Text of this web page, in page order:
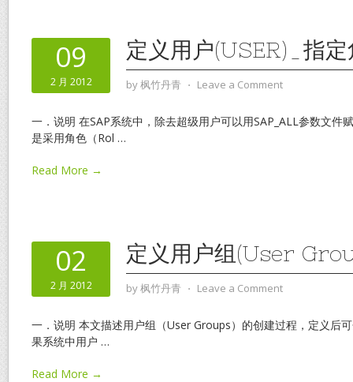
09
2 月 2012
定义用户(USER)_指定
by枫竹丹青 ⋅ Leave a Comment
一．说明 在SAP系统中，除去超级用户可以用SAP_ALL参数文件
是采用角色（Rol …
Read More →
02
2 月 2012
定义用户组(User
by枫竹丹青 ⋅ Leave a Comment
一．说明 本文描述用户组（User Groups）的创建过程，定义后
果系统中用户 …
Read More →